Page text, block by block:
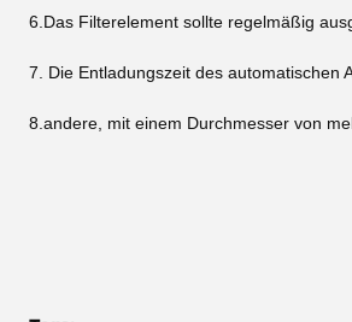
6. Das Filterelement sollte regelmäßig
7. Die Entladungszeit des automatischen
8. andere, mit einem Durchmesser von